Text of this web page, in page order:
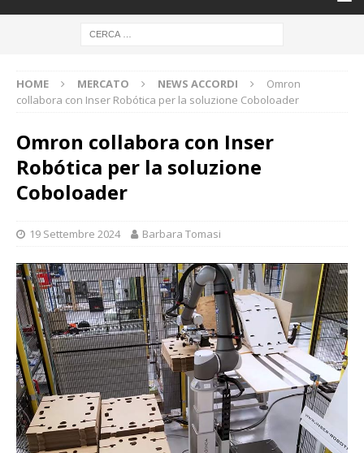
HOME MERCATO NEWS ACCORDI
Omron
collabora con Inser Robótica per la soluzione Coboloader
Omron collabora con Inser
Robótica per la soluzione
Coboloader
19 Settembre 2024 Barbara Tomasi